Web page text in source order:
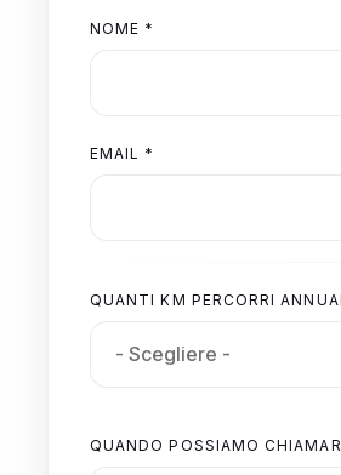
NOME *
EMAIL *
QUANTI KM PERCORRI
QUANDO POSSIAMO